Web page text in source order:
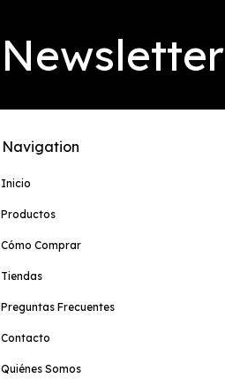
Newsletter
Navigation
Inicio
Productos
Cómo Comprar
Tiendas
Preguntas Frecuentes
Contacto
Quiénes Somos